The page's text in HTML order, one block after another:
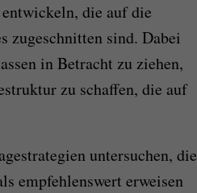
die auf die
zugeschnitten sind. Dabei
in Betracht zu ziehen,
zu schaffen, die auf
untersuchen, die
empfehlenswert erweisen